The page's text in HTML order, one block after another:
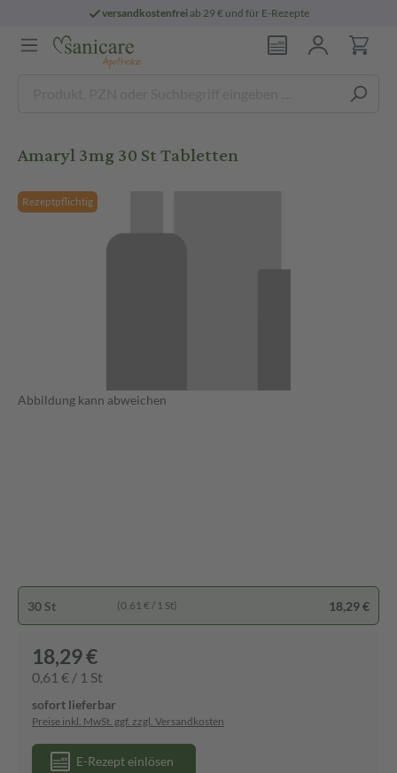
versandkostenfreiab 29 € und für E-Rezepte
Amaryl 3mg 30 St Tabletten
Rezeptpflichtig
Abbildung kann abweichen
30 St (0,61 € / 1 St) 18,29 €
18,29 €
0,61 € / 1 St
sofort lieferbar
Preise inkl. MwSt. ggf. zzgl. Versandkosten
E-Rezept einlösen